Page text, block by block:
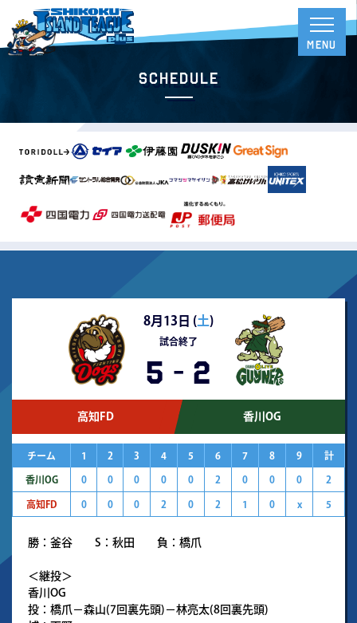
Schedule
8月13日 (土)
試合終了
5 - 2
高知FD 香川OG
チーム 1 2 3 4 5 6 7 8 9 計
香川OG 0 0 0 0 0 2 0 0 0 2
高知FD 0 0 0 2 0 2 1 0 x 5
勝：釜谷 S：秋田 負：橋爪
＜継投＞
香川OG
投：橋爪－森山(7回裏先頭)－林亮太(8回裏先頭)